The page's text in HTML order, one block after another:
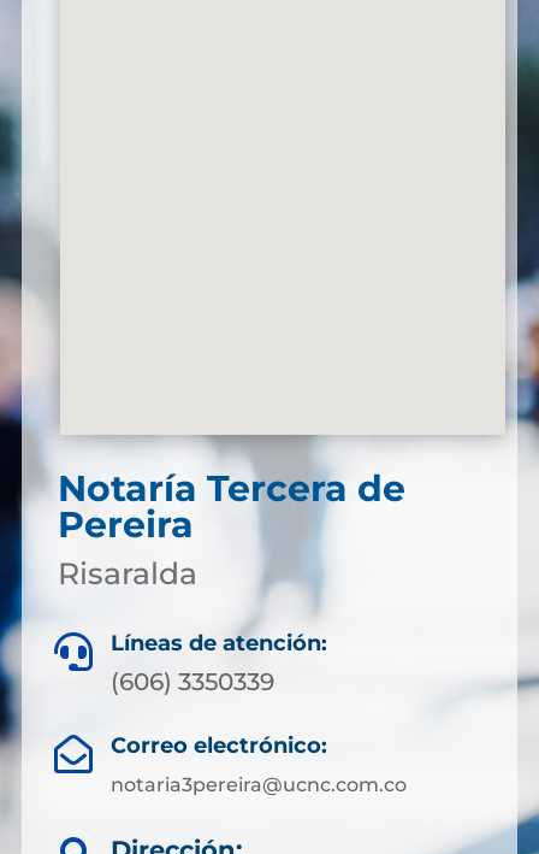
Notaría Tercera de
Pereira
Risaralda
 Líneas de atención:
(606) 3350339
 Correo electrónico:
notaria3pereira@ucnc.com.co